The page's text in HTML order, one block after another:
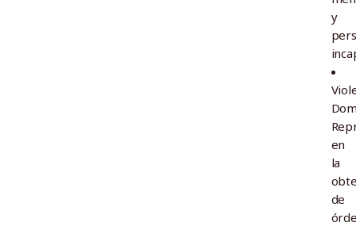
y
en
la
de